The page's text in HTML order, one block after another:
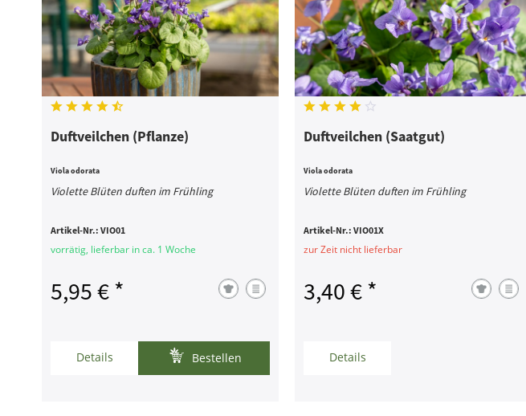
Duftveilchen (Pflanze)
Viola odorata
Violette Blüten duften im Frühling
Artikel-Nr.: VIO01
vorrätig, lieferbar in ca. 1 Woche
5,95 € *
Details Bestellen
Duftveilchen (Saatgut)
Viola odorata
Violette Blüten duften im Frühling
Artikel-Nr.: VIO01X
zur Zeit nicht lieferbar
3,40 € *
Details